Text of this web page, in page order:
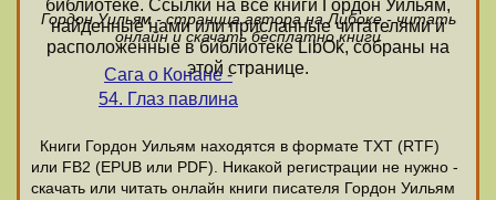
библиотеке. Ссылки на все книги Гордон Уильям,
найденные нами или присланные читателями и
расположенные в библиотеке LibOk, собраны на
этой странице.
Гордон Уильям - страница автора на Либоке - читать
онлайн и скачать бесплатно книги
Сага о Конане -
54. Глаз павлина
Книги Гордон Уильям находятся в формате ТХТ (RTF)
или FB2 (EPUB или PDF). Никакой регистрации не нужно -
скачать или читать онлайн книги писателя Гордон Уильям